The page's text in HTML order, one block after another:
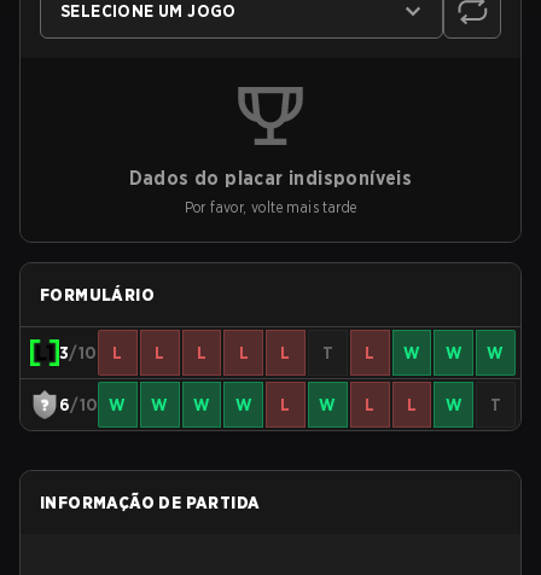
SELECIONE UM JOGO
Dados do placar indisponíveis
Por favor, volte mais tarde
FORMULÁRIO
3/10 L L L L L T L W W W
6/10 W W W W L W L L W T
INFORMAÇÃO DE PARTIDA